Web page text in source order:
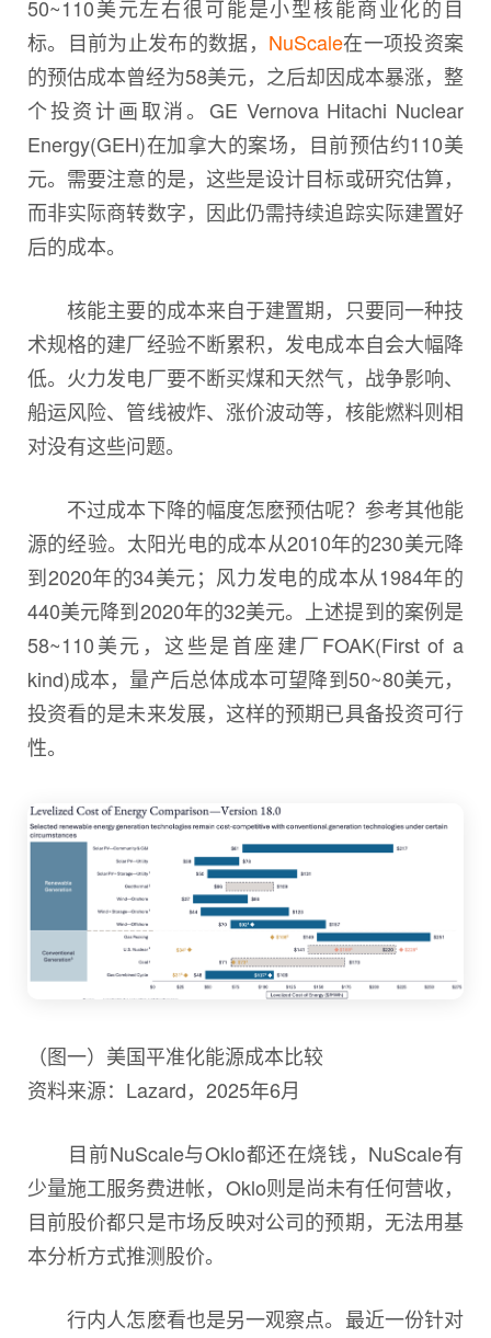
50~110美元左右很可能是小型核能商业化的目
标。目前为止发布的数据， NuScale在一项投资案
的预估成本曾经为58美元，之后却因成本暴涨，整
个投资计画取消。GE Vernova Hitachi Nuclear
Energy(GEH)在加拿大的案场，目前预估约110美
元。需要注意的是，这些是设计目标或研究估算，
而非实际商转数字，因此仍需持续追踪实际建置好
后的成本。
核能主要的成本来自于建置期，只要同一种技
术规格的建厂经验不断累积，发电成本自会大幅降
低。火力发电厂要不断买煤和天然气，战争影响、
船运风险、管线被炸、涨价波动等，核能燃料则相
对没有这些问题。
不过成本下降的幅度怎麽预估呢？参考其他能
源的经验。太阳光电的成本从2010年的230美元降
到2020年的34美元；风力发电的成本从1984年的
440美元降到2020年的32美元。上述提到的案例是
58~110美元，这些是首座建厂FOAK(First of a
kind)成本，量产后总体成本可望降到50~80美元，
投资看的是未来发展，这样的预期已具备投资可行
性。
（图一）美国平准化能源成本比较
资料来源：Lazard，2025年6月
目前NuScale与Oklo都还在烧钱，NuScale有
少量施工服务费进帐，Oklo则是尚未有任何营收，
目前股价都只是市场反映对公司的预期，无法用基
本分析方式推测股价。
行内人怎麽看也是另一观察点。最近一份针对